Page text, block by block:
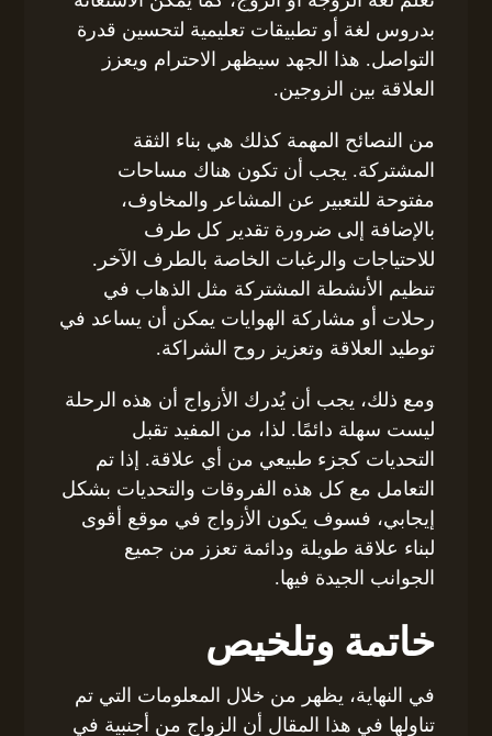
بدروس لغة أو تطبيقات تعليمية لتحسين قدرة
التواصل. هذا الجهد سيظهر الاحترام ويعزز
العلاقة بين الزوجين.
من النصائح المهمة كذلك هي بناء الثقة
المشتركة. يجب أن تكون هناك مساحات
مفتوحة للتعبير عن المشاعر والمخاوف،
بالإضافة إلى ضرورة تقدير كل طرف
للاحتياجات والرغبات الخاصة بالطرف الآخر.
تنظيم الأنشطة المشتركة مثل الذهاب في
رحلات أو مشاركة الهوايات يمكن أن يساعد في
توطيد العلاقة وتعزيز روح الشراكة.
ومع ذلك، يجب أن يُدرك الأزواج أن هذه الرحلة
ليست سهلة دائمًا. لذا، من المفيد تقبل
التحديات كجزء طبيعي من أي علاقة. إذا تم
التعامل مع كل هذه الفروقات والتحديات بشكل
إيجابي، فسوف يكون الأزواج في موقع أقوى
لبناء علاقة طويلة ودائمة تعزز من جميع
الجوانب الجيدة فيها.
خاتمة وتلخيص
في النهاية، يظهر من خلال المعلومات التي تم
تناولها في هذا المقال أن الزواج من أجنبية في